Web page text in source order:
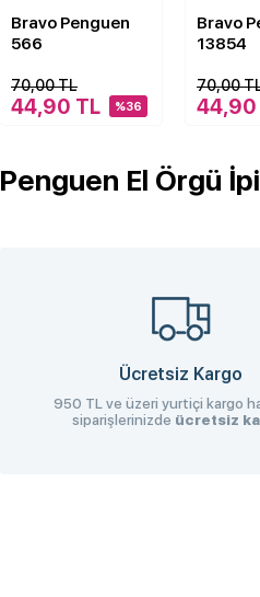
Bravo Penguen
566
70,00 TL
44,90 TL %36
Bravo
13854
70,00
44,90
Penguen El Örgü
Ücretsiz Kargo
950 TL ve üzeri yurtiçi kargo
siparişlerinizde ücretsiz